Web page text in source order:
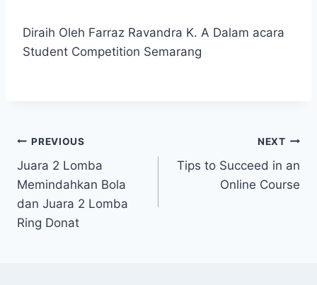
Diraih Oleh Farraz Ravandra K. A Dalam acara
Student Competition Semarang
Navigasi
pos
PREVIOUS
Juara 2 Lomba
Memindahkan Bola
dan Juara 2 Lomba
Ring Donat
NEXT
Tips to Succeed in an
Online Course